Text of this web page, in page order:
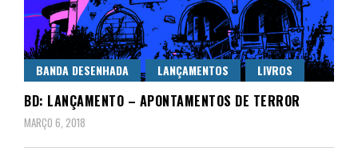
BANDA DESENHADA LANÇAMENTOS LIVROS
BD: LANÇAMENTO – APONTAMENTOS DE TERROR
MARÇO 6, 2018